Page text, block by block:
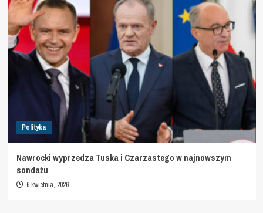
Polityka
Nawrocki wyprzedza Tuska i Czarzastego w najnowszym
sondażu
6 kwietnia, 2026